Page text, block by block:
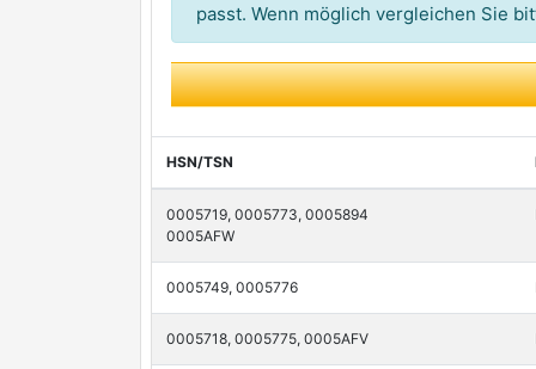
4U Autoparts
4X4 ESTANFI
7 SEVEN PARTS
A.S.P. QualityTested
ABAKUS
AKRON-MALÒ
APEC
passt. Wenn möglich vergleichen Sie
HSN/TSN
0005719, 0005773, 0005894
0005AFW
0005749, 0005776
0005718, 0005775, 0005AFV